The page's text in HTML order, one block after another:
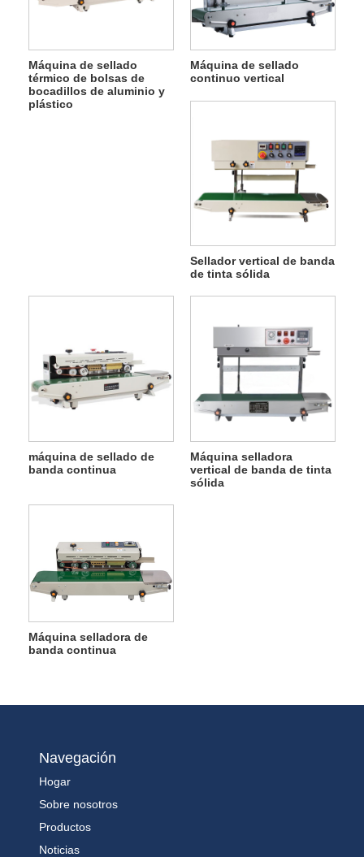
Máquina de sellado
térmico de bolsas de
bocadillos de aluminio y
plástico
Máquina de sellado
continuo vertical
Sellador vertical de banda
de tinta sólida
máquina de sellado de
banda continua
Máquina selladora
vertical de banda de tinta
sólida
Máquina selladora de
banda continua
Navegación
Hogar
Sobre nosotros
Productos
Noticias